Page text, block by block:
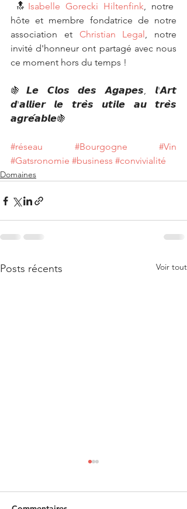
🔝 Isabelle Gorecki Hiltenfink, notre
hôte et membre fondatrice de notre
association et Christian Legal , notre
invité d'honneur ont partagé avec nous
ce moment hors du temps !
🍇𝙇𝙚 𝘾𝙡𝙤𝙨 𝙙𝙚𝙨 𝘼𝙜𝙖𝙥𝙚𝙨, 𝙡'𝘼𝙧𝙩
𝙙'𝙖𝙡𝙡𝙞𝙚𝙧 𝙡𝙚 𝙩𝙧𝙚̀𝙨 𝙪𝙩𝙞𝙡𝙚 𝙖𝙪 𝙩𝙧𝙚̀𝙨
𝙖𝙜𝙧𝙚́𝙖𝙗𝙡𝙚🍇
#réseau #Bourgogne
#Vin
#Gatsronomie #business #convivialité
Domaines
Posts récents Voir tout